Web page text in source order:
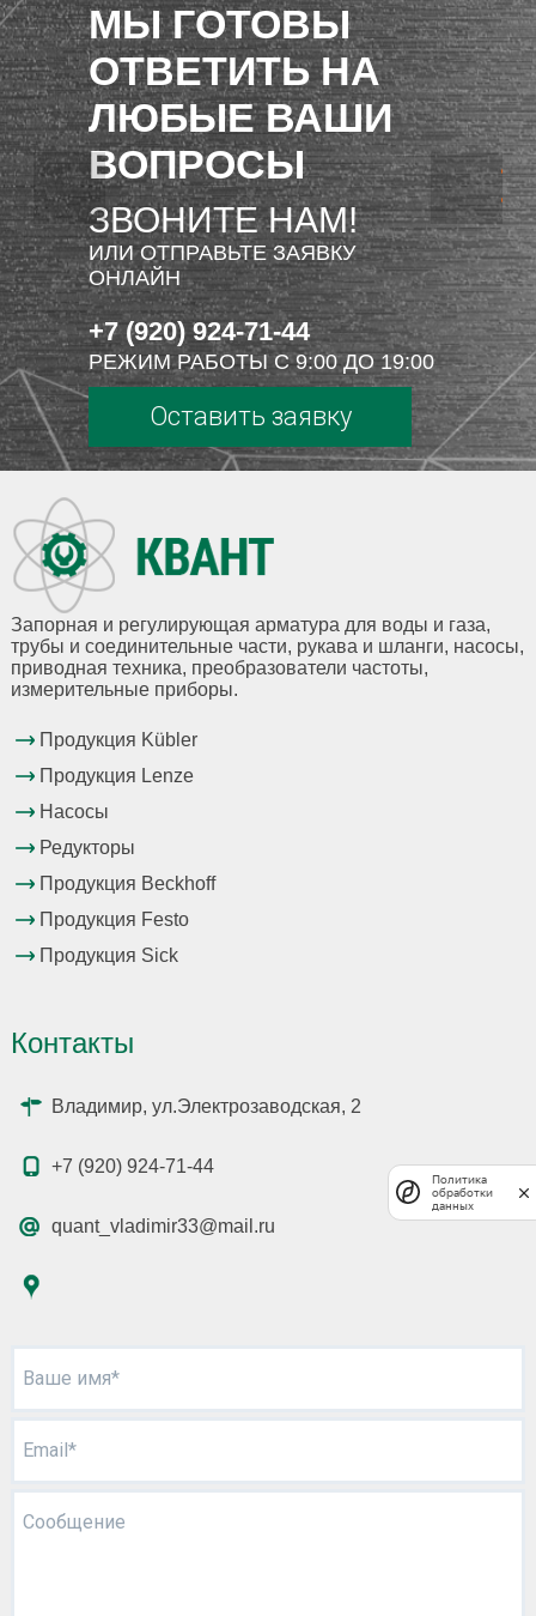
МЫ ГОТОВЫ
ОТВЕТИТЬ НА
ЛЮБЫЕ ВАШИ
ВОПРОСЫ
ЗВОНИТЕ НАМ!
ИЛИ ОТПРАВЬТЕ ЗАЯВКУ
ОНЛАЙН
+7 (920) 924-71-44
РЕЖИМ РАБОТЫ С 9:00 ДО 19:00
Оставить заявку
Запорная и регулирующая арматура для воды и газа,
трубы и соединительные части, рукава и шланги, насосы,
приводная техника, преобразователи частоты,
измерительные приборы.
Продукция Kübler
Продукция Lenze
Насосы
Редукторы
Продукция Beckhoff
Продукция Festo
Продукция Sick
Контакты
Владимир, ул.Электрозаводская, 2
+7 (920) 924-71-44
quant_vladimir33@mail.ru
Ваше имя*
Email*
Сообщение
Политика
обработки
данных